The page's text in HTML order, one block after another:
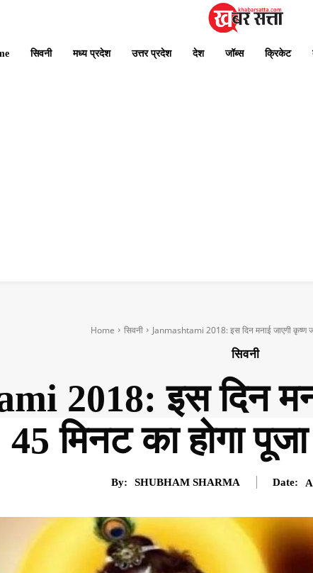
सिवनी मध्य प्रदेश उत्तर प्रदेश देश जॉब्स क्रिकेट
Home सिवनी Janmashtami 2018: इस दिन मनाई जाएगी कृष्‍ण
सिवनी
2018: इस दिन
45 मिनट का होगा
By: SHUBHAM SHARMA Date: